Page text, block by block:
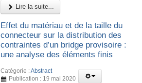
Lire la suite...
Effet du matériau et de la taille du
connecteur sur la distribution des
contraintes d’un bridge provisoire :
une analyse des éléments finis
Catégorie :Abstract
Publication : 19 mai 2020